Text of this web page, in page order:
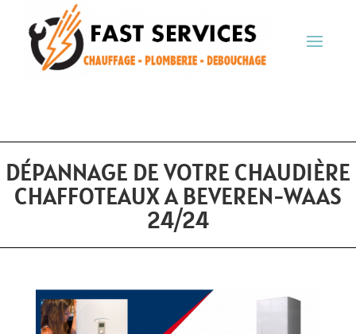
DÉPANNAGE DE VOTRE CHAUDIÈRE
CHAFFOTEAUX A BEVEREN-WAAS
24/24